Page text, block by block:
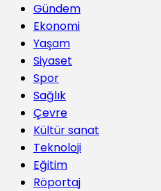
Gündem
Ekonomi
Yaşam
Siyaset
Spor
Sağlık
Çevre
Kültür sanat
Teknoloji
Eğitim
Röportaj